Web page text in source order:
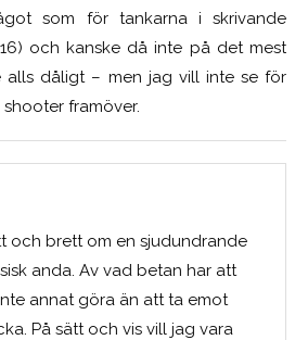
som för tankarna i skrivande
och kanske då inte på det mest
alls dåligt – men jag vill inte se för
framöver.
och brett om en sjudundrande
anda. Av vad betan har att
annat göra än att ta emot
På sätt och vis vill jag vara